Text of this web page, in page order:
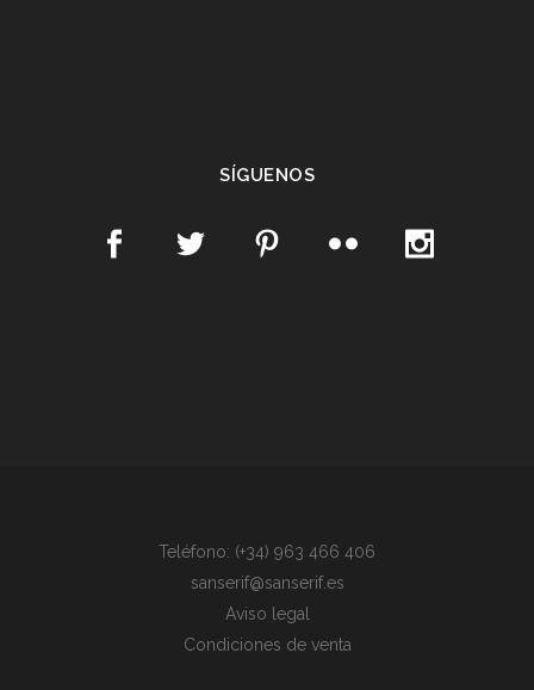
SÍGUENOS
Teléfono: (+34) 963 466 406
sanserif@sanserif.es
Aviso legal
Condiciones de venta